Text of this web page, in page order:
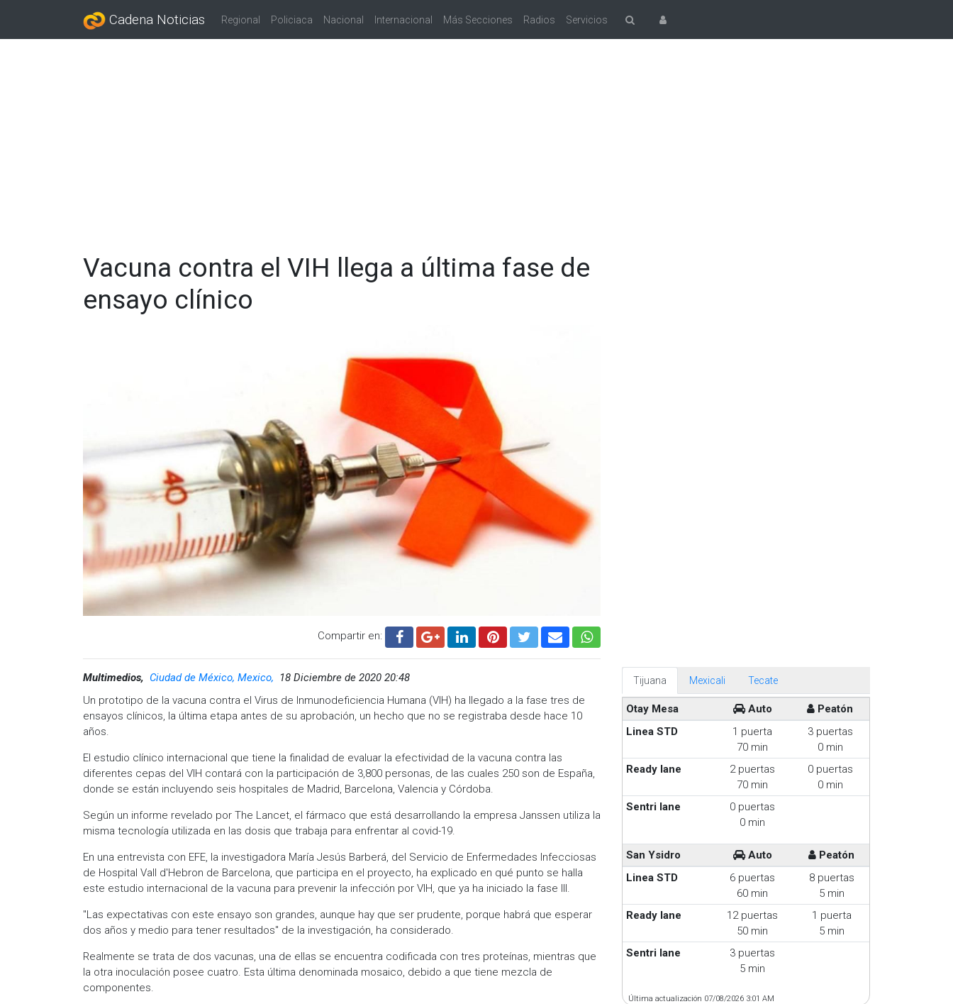
Cadena Noticias Regional Policiaca Nacional Internacional Más Secciones Radios Servicios
Vacuna contra el VIH llega a última fase de
ensayo clínico
Compartir en:
Multimedios, Ciudad de México, Mexico,
18 Diciembre de 2020 20:48
Un prototipo de la vacuna contra el Virus de Inmunodeficiencia Humana (VIH) ha llegado a la fase tres de
ensayos clínicos, la última etapa antes de su aprobación, un hecho que no se registraba desde hace 10
años.
El estudio clínico internacional que tiene la finalidad de evaluar la efectividad de la vacuna contra las
diferentes cepas del VIH contará con la participación de 3,800 personas, de las cuales 250 son de España,
donde se están incluyendo seis hospitales de Madrid, Barcelona, Valencia y Córdoba.
Según un informe revelado por The Lancet, el fármaco que está desarrollando la empresa Janssen utiliza la
misma tecnología utilizada en las dosis que trabaja para enfrentar al covid-19.
En una entrevista con EFE, la investigadora María Jesús Barberá, del Servicio de Enfermedades Infecciosas
de Hospital Vall d'Hebron de Barcelona, que participa en el proyecto, ha explicado en qué punto se halla
este estudio internacional de la vacuna para prevenir la infección por VIH, que ya ha iniciado la fase III.
"Las expectativas con este ensayo son grandes, aunque hay que ser prudente, porque habrá que esperar
dos años y medio para tener resultados" de la investigación, ha considerado.
Realmente se trata de dos vacunas, una de ellas se encuentra codificada con tres proteínas, mientras que
la otra inoculación posee cuatro. Esta última denominada mosaico, debido a que tiene mezcla de
componentes.
Tijuana Mexicali Tecate
Otay Mesa Auto
Peatón
Linea STD
1 puerta
70 min
3 puertas
0 min
Ready lane
2 puertas
70 min
0 puertas
0 min
Sentri lane
0 puertas
0 min
San Ysidro Auto
Peatón
Linea STD
6 puertas
60 min
8 puertas
5 min
Ready lane
12 puertas
50 min
1 puerta
5 min
Sentri lane
3 puertas
5 min
Última actualización 07/08/2026 3:01 AM